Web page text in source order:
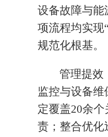
设备故障与能
项流程均实现
规范化根基。
管理提效
监控与设备维
定覆盖20余
责；整合优化